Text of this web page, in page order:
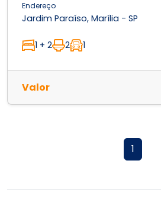
Endereço
Jardim Paraíso, Marília - SP
1 + 2 2 1
Valor
1